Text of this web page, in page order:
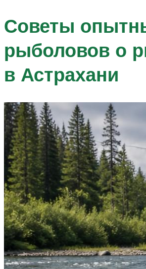
Советы
рыболовов о
в Астрахани